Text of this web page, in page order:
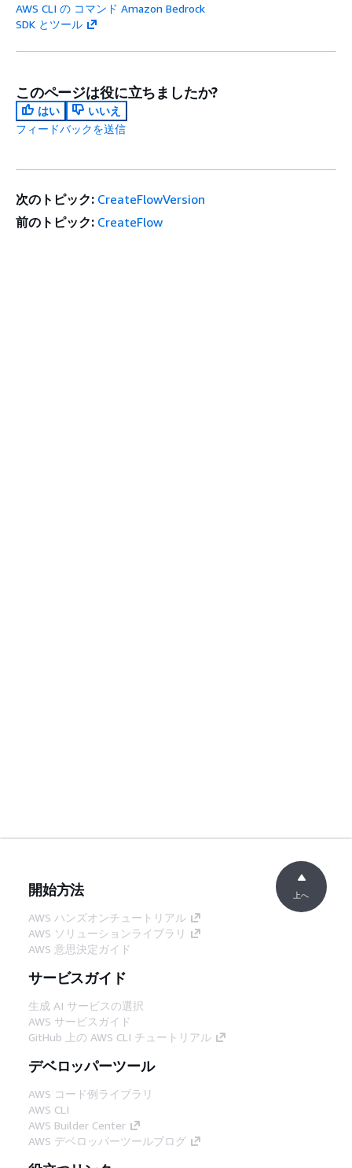
AWS CLI の コマンド Amazon Bedrock
SDK とツール
このページは役に立ちましたか?
はい
いいえ
フィードバックを送信
次のトピック: CreateFlowVersion
前のトピック: CreateFlow
開始方法
AWS ハンズオンチュートリアル
AWS ソリューションライブラリ
AWS 意思決定ガイド
サービスガイド
生成 AI サービスの選択
AWS サービスガイド
GitHub 上の AWS CLI チュートリアル
デベロッパーツール
AWS コード例ライブラリ
AWS CLI
AWS Builder Center
AWS デベロッパーツールブログ
上へ